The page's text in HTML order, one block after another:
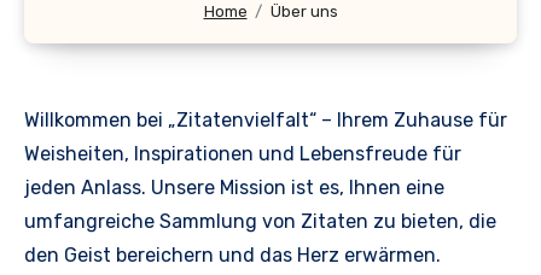
Home Über uns
Willkommen bei „Zitatenvielfalt“ – Ihrem Zuhause für
Weisheiten, Inspirationen und Lebensfreude für
jeden Anlass. Unsere Mission ist es, Ihnen eine
umfangreiche Sammlung von Zitaten zu bieten, die
den Geist bereichern und das Herz erwärmen.